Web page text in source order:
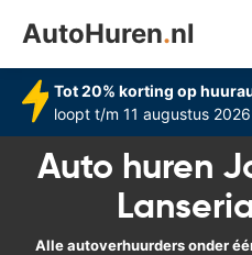
AutoHuren.nl
Tot 20% korting op
loopt t/m 11 augustus
Auto huren
Alle autoverhuurders onder